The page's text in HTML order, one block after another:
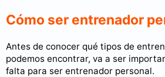
Cómo ser entrenador
Antes de conocer qué tipos de
podemos encontrar, va a ser
falta para ser entrenador personal.